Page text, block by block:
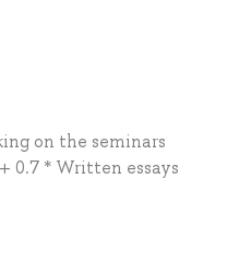
on the seminars
0.7 * Written essays